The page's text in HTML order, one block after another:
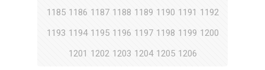
1185 1186 1187 1188 1189 1190 1191 1192
1193 1194 1195 1196 1197 1198 1199 1200
1201 1202 1203 1204 1205 1206